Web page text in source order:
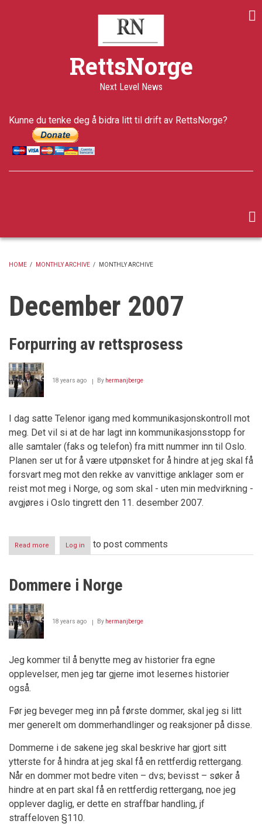
RettsNorge
Next Level News
Kunne du tenke deg å bidra litt til drift av RettsNorge?
HOME / MONTHLY ARCHIVE / MONTHLY ARCHIVE
December 2007
Forpurring av rettsprosess
18 years ago By hermanjberge
I dag satte Telenor igang med kommunikasjonskontroll mot
meg. Det vil si at de har lagt inn kommunikasjonsstopp for
alle samtaler (faks og telefon) fra mitt nummer inn til Oslo.
Planen ser ut for å være utpønsket for å hindre at jeg skal få
forsvart meg mot den rekke av vanvittige anklager som er
reist mot meg i Norge, og som skal - uten min medvirkning -
avgjøres i Oslo tingrett den 11. desember 2007.
Read more
Forpurring
Log in to post comments
Dommere i Norge
18 years ago By hermanjberge
Jeg kommer til å benytte meg av historier fra egne
opplevelser, men jeg tar gjerne imot lesernes historier
også.
Før jeg beveger meg inn på første dommer, skal jeg si litt
mer generelt om dommerhandlinger og reaksjoner på disse.
Dommerne i de sakene jeg skal beskrive har gjort sitt
ytterste for å hindra at jeg skal få en rettferdig rettergang.
Når en dommer mot bedre viten – dvs; bevisst – søker å
hindre at en part skal få en rettferdig rettergang, noe jeg
opplever daglig, er dette en straffbar handling, jf
straffeloven §110.